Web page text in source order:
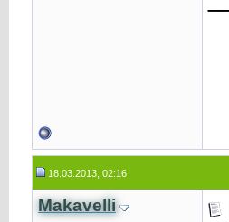
18.03.2013, 02:16
Makavelli